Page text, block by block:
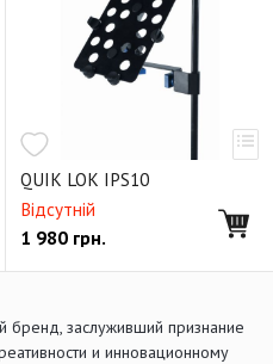
QUIK LOK IPS10
Відсутній
1 980 грн.
бренд, заслуживший признание
и инновационному